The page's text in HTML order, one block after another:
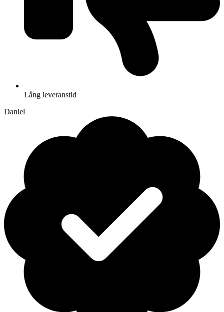
Lång leveranstid
Daniel